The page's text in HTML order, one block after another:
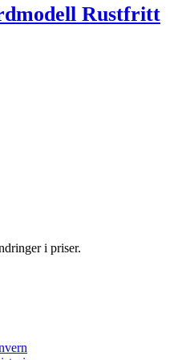
Rustfritt
i priser.